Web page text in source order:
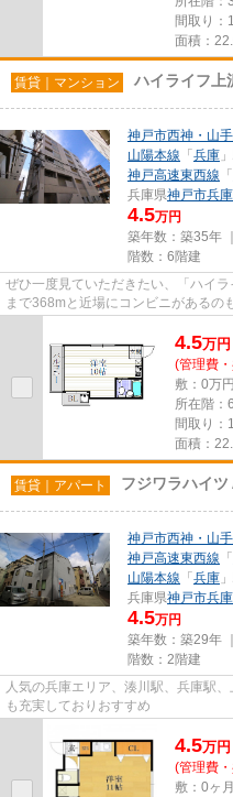
間取り：
面積：
賃貸｜マンション ハイライフ
神戸市西神・山
山陽本線 「 兵庫
神戸高速東西線 「
兵庫県神戸市兵
4.5万円
築年数：築35年
階数：6階建
ぜひ一度見ていただきたい、「ハ
まで368mと近場にコンビニがある
4.5万円
(管理費
敷：0万
所在階：
間取り：
面積：
賃貸｜アパート フジワラハイツ
神戸市西神・山
神戸高速東西線 「
山陽本線 「 兵庫
兵庫県神戸市兵
4.5万円
築年数：築29年
階数：2階建
人気の兵庫エリア、湊川駅、兵庫駅
も充実しておりおすすめ
4.5万円
(管理費
敷：0ヶ